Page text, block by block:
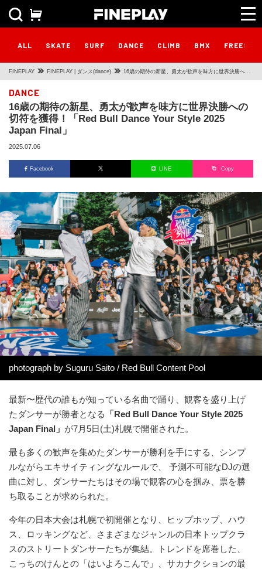
ALL SKATE SURF DANCE CLIMB BMX
FINEPLAY FINEPLAY | ダンス(dance) 16歳の期待の新星、勇太が歓声を味方に世界決勝への
Japan Final」
DANCE
16歳の期待の新星、勇太が歓声を味方に世界決勝への
切符を獲得！「Red Bull Dance Your Style 2025
Japan Final」
2025.07.06
Facebook LINE Copy
photograph by Suguru Saito / Red Bull Content Pool
最新〜歴代の誰もが知っている名曲で踊り、観客を盛り上げ
たダンサーが勝者となる
「Red Bull Dance Your Style 2025
Japan Final」 が7月5日(土)札幌で開催された。
最も多くの歓声を集めたダンサーが勝利を手にする、シンプ
ルながらエキサイティングなルールで、 予測不可能なDJの選
曲に対し、ダンサーたちはその場で観客の心を掴み、票を勝
ち取ることが求められた。
今年の日本大会は札幌で初開催となり、ヒップホップ、ハウ
ス、ロッキングなど、さまざまなジャンルの日本トップクラ
スのストリートダンサーたちが集結。トレンドを席巻した、
こっちのけんとの「はいよろこんで」、サカナクションの最